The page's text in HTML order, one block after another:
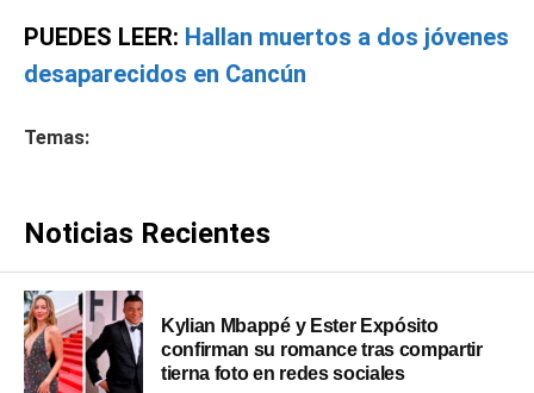
PUEDES LEER: Hallan muertos a dos jóvenes
desaparecidos en Cancún
Temas:
Noticias Recientes
Kylian Mbappé y Ester Expósito
confirman su romance tras compartir
tierna foto en redes sociales